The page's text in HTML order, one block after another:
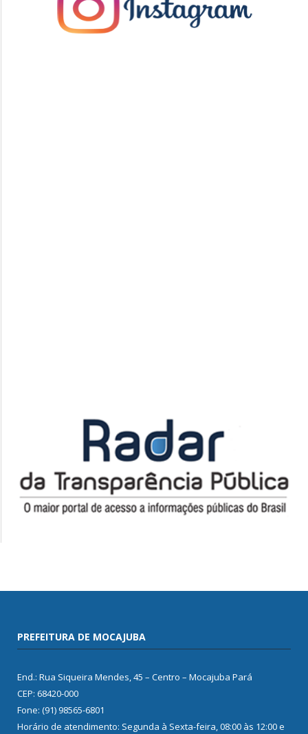
PREFEITURA DE MOCAJUBA
End.: Rua Siqueira Mendes, 45 – Centro – Mocajuba Pará
CEP: 68420-000
Fone: (91) 98565-6801
Horário de atendimento: Segunda à Sexta-feira, 08:00 às 12:00 e